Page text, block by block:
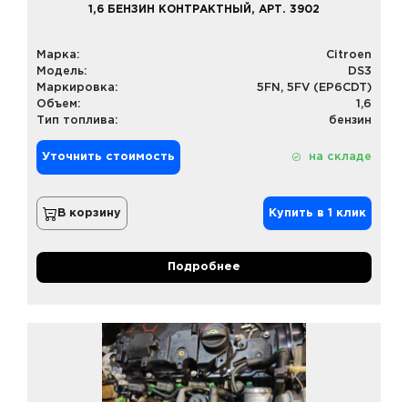
1,6 БЕНЗИН КОНТРАКТНЫЙ, АРТ. 3902
Марка:
Citroen
Модель:
DS3
Маркировка:
5FN, 5FV (EP6CDT)
Объем:
1,6
Тип топлива:
бензин
Уточнить стоимость на складе
В корзину Купить в 1 клик
Подробнее